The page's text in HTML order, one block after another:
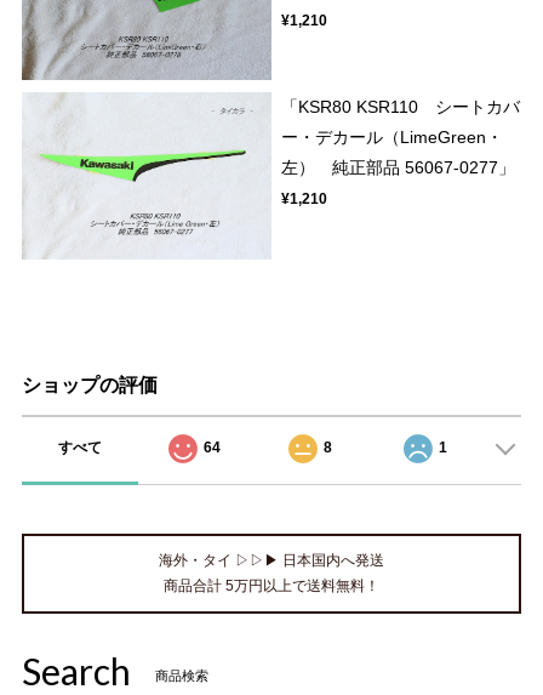
¥1,210
「KSR80 KSR110 シートカバ
ー・デカール（LimeGreen・
左） 純正部品 56067-0277」
¥1,210
ショップの評価
すべて 64 8 1
海外・タイ ▷▷▶ 日本国内へ発送
商品合計 5万円以上で送料無料！
Search 商品検索